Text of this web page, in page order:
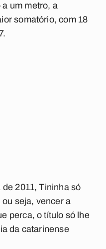
um metro, a
somatório, com 18
2011, Tininha só
seja, vencer a
perca, o título só lhe
da catarinense